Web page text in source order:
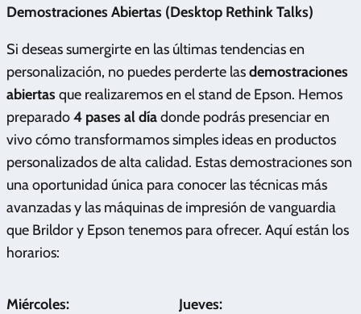
Demostraciones Abiertas (Desktop Rethink Talks)
Si deseas sumergirte en las últimas tendencias en
personalización, no puedes perderte lasdemostraciones
abiertas que realizaremos en el stand de Epson. Hemos
preparado4 pases al díadonde podrás presenciar en
vivo cómo transformamos simples ideas en productos
personalizados de alta calidad. Estas demostraciones son
una oportunidad única para conocer las técnicas más
avanzadas y las máquinas de impresión de vanguardia
que Brildor y Epson tenemos para ofrecer. Aquí están los
horarios:
Miércoles: Jueves: